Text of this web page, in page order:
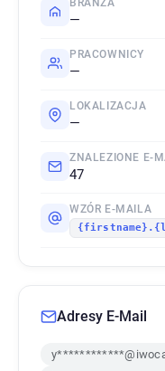
BRANŻA
—
PRACOWNICY
—
LOKALIZACJA
—
ZNALEZIONE E-
47
WZÓR E-MAILA
Adresy E-Mail